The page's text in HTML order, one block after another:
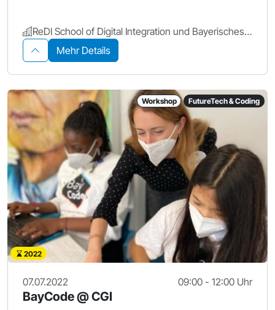
ReDI School of Digital Integration und Bayerisches Staatsministerium für Digitales
Mehr Details
Workshop FutureTech & Coding
2022
07.07.2022 09:00 - 12:00 Uhr
BayCode @ CGI